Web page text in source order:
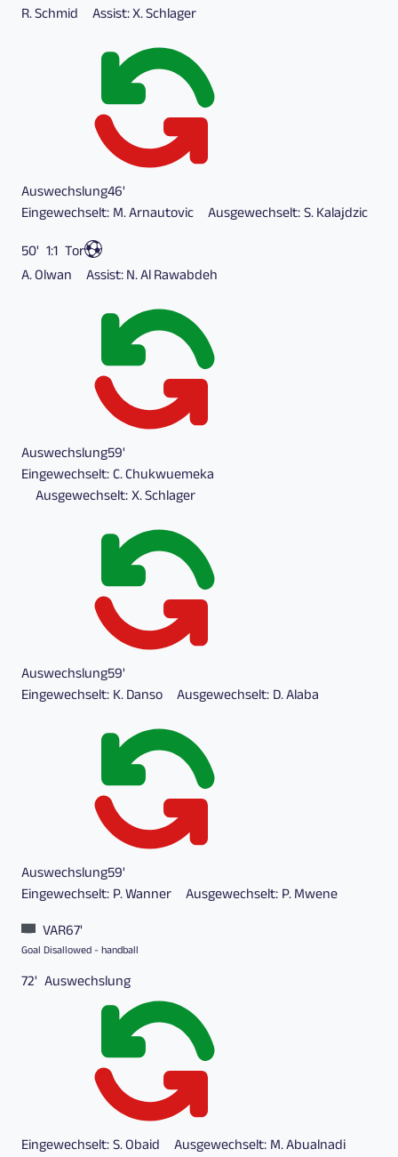
R. Schmid
Assist:X. Schlager
Auswechslung46'
Eingewechselt:M. Arnautovic Ausgewechselt:S. Kalajdzic
50' 1:1 Tor
A. Olwan
Assist:N. Al Rawabdeh
Auswechslung59'
Eingewechselt:C. Chukwuemeka
Ausgewechselt:X. Schlager
Auswechslung59'
Eingewechselt:K. Danso Ausgewechselt:D. Alaba
Auswechslung59'
Eingewechselt:P. Wanner Ausgewechselt:P. Mwene
VAR67'
Goal Disallowed - handball
72' Auswechslung
Eingewechselt:S. Obaid Ausgewechselt:M. Abualnadi